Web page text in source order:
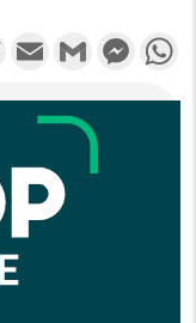
TwitterEmail Gmail